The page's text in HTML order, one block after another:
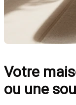
Votre
ou une